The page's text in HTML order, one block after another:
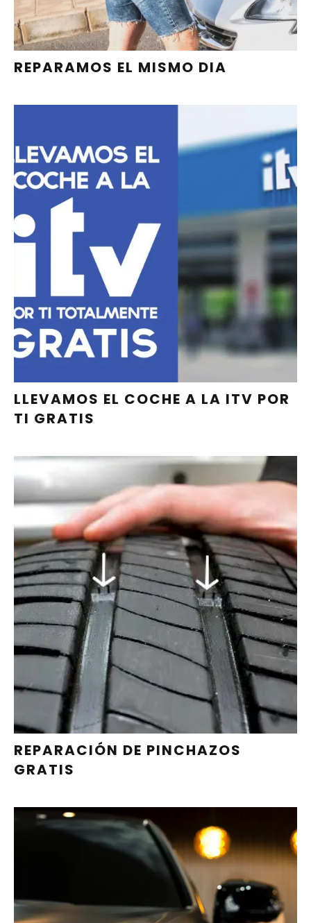
REPARAMOS EL MISMO DIA
PAGANDO LAS TASAS DE LA ITV,
LLEVAMOS EL COCHE A LA ITV POR
TI GRATIS
PIDE CITA
LLEVAMOS EL COCHE A LA ITV POR
TI GRATIS
REPARAMOS GRATIS LOS
PINCHAZOS DE LOS NEUMÁTICOS
COMPRADOS EN NUESTRO TALLER
PIDE CITA
REPARACIÓN DE PINCHAZOS
GRATIS
SI YA NOS HAS VISITADO
PREVIAMENTE, SOLICITA
INFORMACIÓN PARA QUE TU